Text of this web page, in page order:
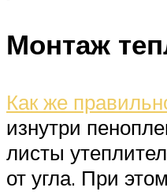
Монтаж
Как же
изнутри
листы
от угла. При